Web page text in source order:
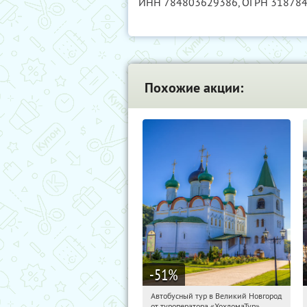
Похожие акции:
-51%
15:30:07 Купили:2
Автобусный тур в Великий Новгород